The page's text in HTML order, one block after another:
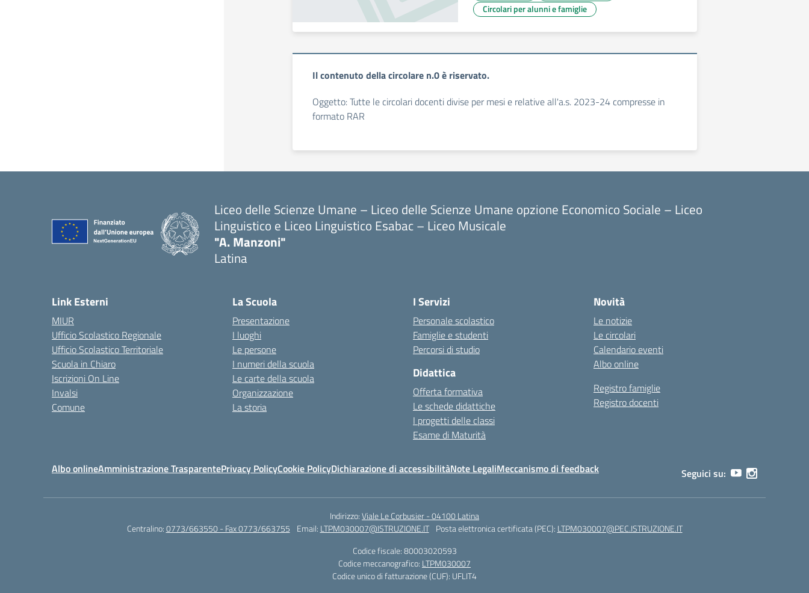
Circolari per alunni e famiglie
Il contenuto della circolare n.0 è riservato.
Oggetto: Tutte le circolari docenti divise per mesi e relative all'a.s. 2023-24 compresse in
formato RAR
Liceo delle Scienze Umane – Liceo delle Scienze Umane opzione Economico Sociale – Liceo
Linguistico e Liceo Linguistico Esabac – Liceo Musicale
"A. Manzoni"
Latina
Link Esterni
MIUR
Ufficio Scolastico Regionale
Ufficio Scolastico Territoriale
Scuola in Chiaro
Iscrizioni On Line
Invalsi
Comune
La Scuola
Presentazione
I luoghi
Le persone
I numeri della scuola
Le carte della scuola
Organizzazione
La storia
I Servizi
Personale scolastico
Famiglie e studenti
Percorsi di studio
Didattica
Offerta formativa
Le schede didattiche
I progetti delle classi
Esame di Maturità
Novità
Le notizie
Le circolari
Calendario eventi
Albo online
Registro famiglie
Registro docenti
Albo onlineAmministrazione TrasparentePrivacy PolicyCookie PolicyDichiarazione di accessibilitàNote LegaliMeccanismo di feedback Seguici su:
Indirizzo:Viale Le Corbusier - 04100 Latina
Centralino:0773/663550 - Fax 0773/663755 Email: LTPM030007@ISTRUZIONE.IT Posta elettronica certificata (PEC): LTPM030007@PEC.ISTRUZIONE.IT
Codice fiscale: 80003020593
Codice meccanografico: LTPM030007
Codice unico di fatturazione (CUF): UFLIT4